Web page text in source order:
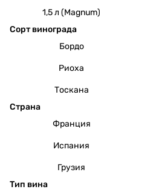
1,5 л (Magnum)
Сорт винограда
Бордо
Риоха
Тоскана
Страна
Франция
Испания
Грузия
Тип вина